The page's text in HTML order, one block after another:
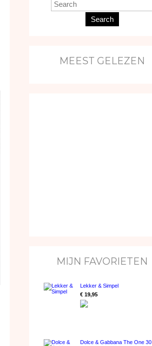
Search
MEEST GELEZEN
MIJN FAVORIETEN
Lekker & Simpel
€ 19,95
Dolce & Gabbana The One 30